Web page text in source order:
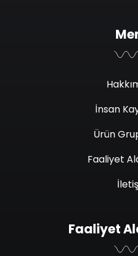
İnsan
Ürün
Faaliyet
Faaliyet